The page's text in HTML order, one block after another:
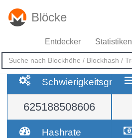
Blöcke
Entdecker Statistiken
Schwierigkeitsgrad
625188508606
Hashrate